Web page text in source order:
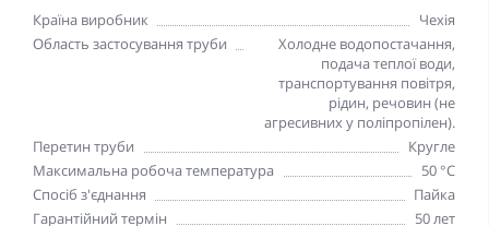
Країна виробник
Чехія
Область застосування труби
Холодне водопостачання,
подача теплої води,
транспортування повітря,
рідин, речовин (не
агресивних у поліпропілен).
Перетин труби
Кругле
Максимальна робоча температура
50 °C
Спосіб з'єднання
Пайка
Гарантійний термін
50 лет